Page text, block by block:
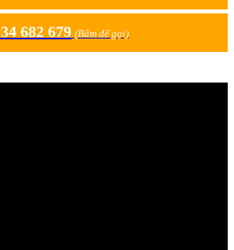
682 679 (Bấm để gọi)